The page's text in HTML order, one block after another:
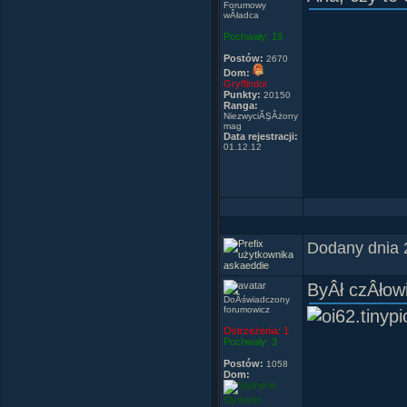
- Och,
mieliÂśmy
Raz... -
Forumowy
wÂładca
Pochwały: 19
Postów: 2670
Dom:
Gryffindor
Punkty: 20150
Ranga:
NiezwyciĂŞÂżony
mag
Data rejestracji:
01.12.12
askaeddie
Dodany dnia
DoÂświadczony
forumowicz
Ostrzeżenia: 1
Pochwały: 3
Postów: 1058
Dom:
Slytherin
ByÂł